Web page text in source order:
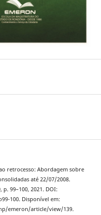
retrocesso: Abordagem sobre
até 22/07/2008.
p. 99–100, 2021. DOI:
100. Disponível em:
emeron/article/view/139.